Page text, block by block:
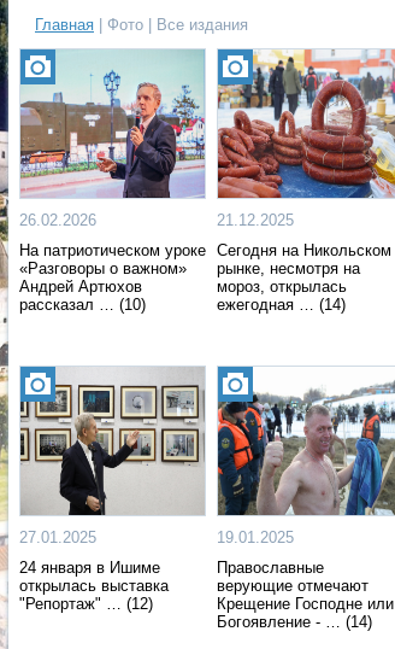
Главная Фото Все издания
26.02.2026
На патриотическом уроке
«Разговоры о важном»
Андрей Артюхов
рассказал … (10)
21.12.2025
Сегодня на Никольском
рынке, несмотря на
мороз, открылась
ежегодная … (14)
27.01.2025
24 января в Ишиме
открылась выставка
"Репортаж" … (12)
19.01.2025
Православные
верующие отмечают
Крещение Господне или
Богоявление - … (14)